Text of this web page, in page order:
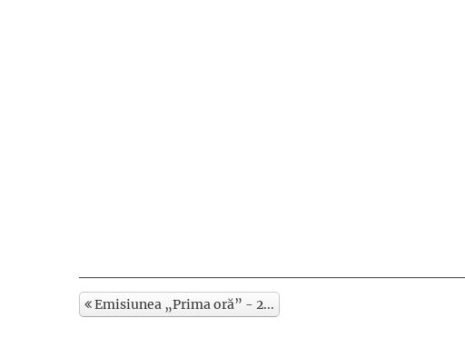
Emisiunea „Prima oră” - 2...